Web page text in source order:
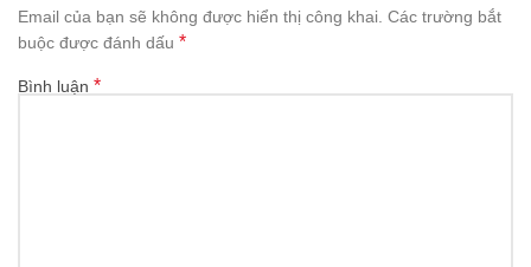
Email của bạn sẽ không được hiển thị công khai. Các trường bắt
buộc được đánh dấu *
Bình luận *